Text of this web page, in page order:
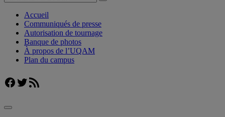
Accueil
Communiqués de presse
Autorisation de tournage
Banque de photos
À propos de l’UQAM
Plan du campus
Facebook
Twitter
Flux RSS